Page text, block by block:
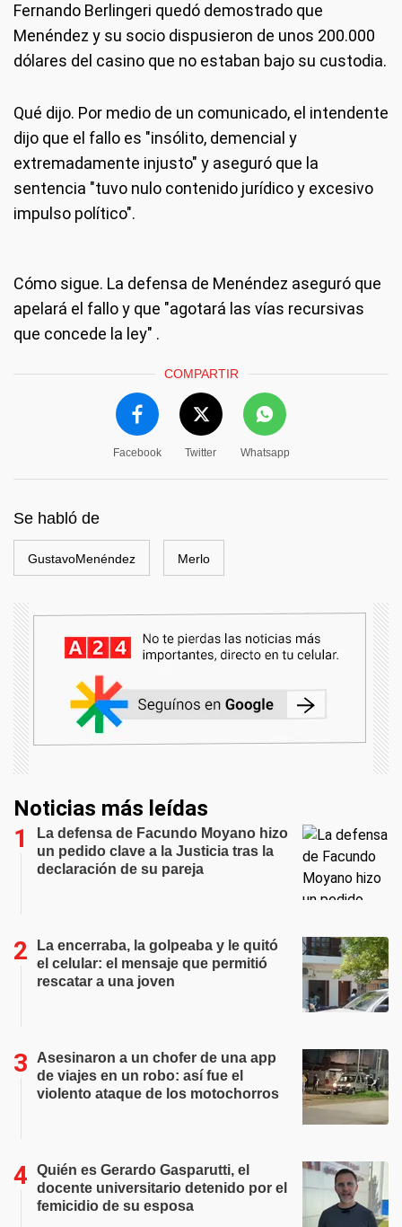
Fernando Berlingeri quedó demostrado que
Menéndez y su socio dispusieron de unos 200.000
dólares del casino que no estaban bajo su custodia.
Qué dijo. Por medio de un comunicado, el intendente
dijo que el fallo es "insólito, demencial y
extremadamente injusto" y aseguró que la
sentencia "tuvo nulo contenido jurídico y excesivo
impulso político".
Cómo sigue. La defensa de Menéndez aseguró que
apelará el fallo y que "agotará las vías recursivas
que concede la ley" .
COMPARTIR
Facebook Twitter Whatsapp
Se habló de
GustavoMenéndez Merlo
Noticias más leídas
La defensa de Facundo Moyano hizo
un pedido clave a la Justicia tras la
declaración de su pareja
La encerraba, la golpeaba y le quitó
el celular: el mensaje que permitió
rescatar a una joven
Asesinaron a un chofer de una app
de viajes en un robo: así fue el
violento ataque de los motochorros
Quién es Gerardo Gasparutti, el
docente universitario detenido por el
femicidio de su esposa